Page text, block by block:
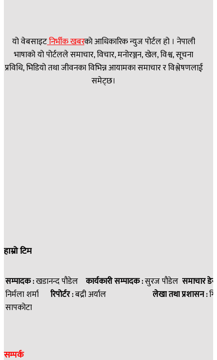
यो वेबसाइटनिर्भीक खबरकाे आधिकारिक न्युज पोर्टल हो । नेपाली
भाषाको यो पोर्टलले समाचार, विचार, मनोरञ्जन, खेल, विश्व, सूचना
प्रविधि, भिडियो तथा जीवनका विभिन्न आयामका समाचार र विश्लेषणलाई
समेट्छ।
हाम्रो टिम
सम्पादक :खडानन्द पौडेल कार्यकारी सम्पादक :सुरज पौडेल समाचार
निर्मला शर्मा रिपोर्टर :बद्री अर्याल लेखा तथा प्रशासन :
सापकोटा
सम्पर्क